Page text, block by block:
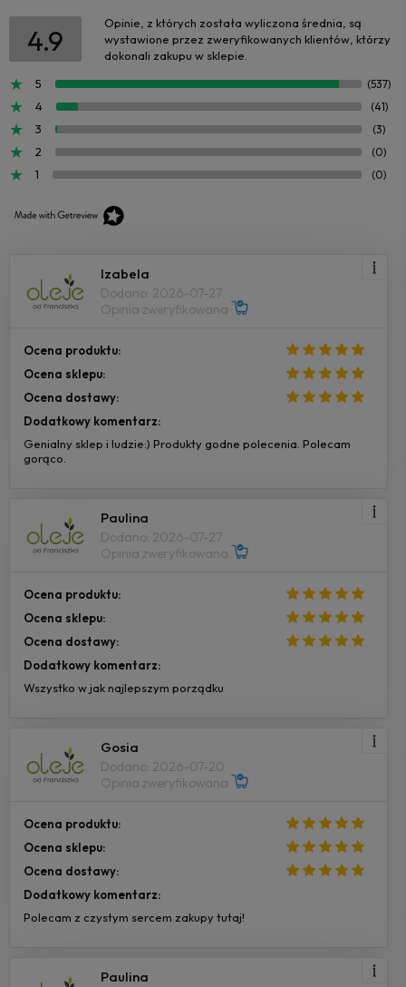
4.9
Opinie, z których została wyliczona średnia, są
wystawione przez zweryfikowanych klientów, którzy
dokonali zakupu w sklepie.
5
(537)
4 (41)
3 (3)
2 (0)
1 (0)
Izabela
Dodano: 2026-07-27
Opinia zweryfikowana
Ocena produktu:
Ocena sklepu:
Ocena dostawy:
Dodatkowy komentarz:
Genialny sklep i ludzie:) Produkty godne polecenia. Polecam
gorąco.
Paulina
Dodano: 2026-07-27
Opinia zweryfikowana
Ocena produktu:
Ocena sklepu:
Ocena dostawy:
Dodatkowy komentarz:
Wszystko w jak najlepszym porządku
Gosia
Dodano: 2026-07-20
Opinia zweryfikowana
Ocena produktu:
Ocena sklepu:
Ocena dostawy:
Dodatkowy komentarz:
Polecam z czystym sercem zakupy tutaj!
Paulina